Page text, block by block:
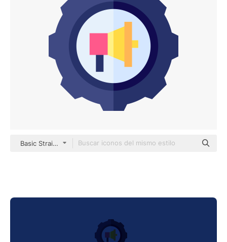
Basic Straight Flat